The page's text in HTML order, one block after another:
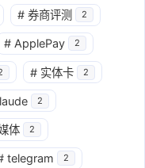
# 券商评测 2
# ApplePay 2
# 实体卡 2
2
体 2
telegram 2